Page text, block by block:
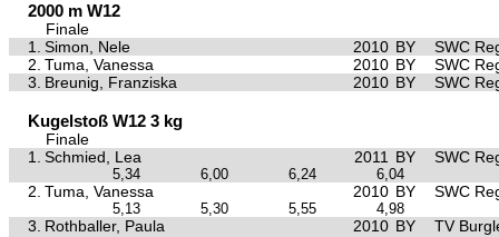
2000 m W12
Finale
1.
Simon, Nele 2010 BY
SWC
2. Tuma, Vanessa 2010 BY
SWC
3. Breunig, Franziska 2010 BY SWC
Kugelstoß W12 3 kg
Finale
1.
Schmied, Lea 2011 BY SWC
5,34 6,00 6,24 6,04
2. Tuma, Vanessa 2010 BY SWC
5,13 5,30 5,55 4,98
3. Rothballer, Paula 2010 BY TV